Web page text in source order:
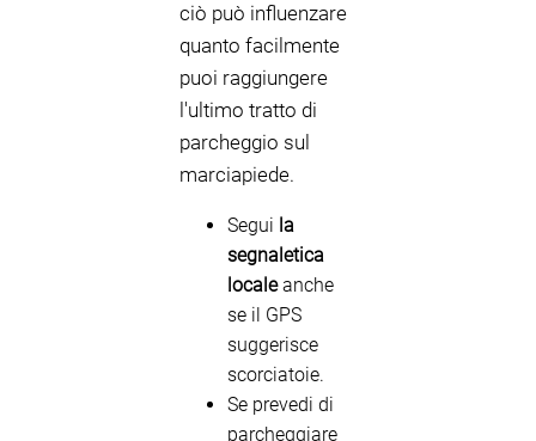
ciò può influenzare
quanto facilmente
puoi raggiungere
l'ultimo tratto di
parcheggio sul
marciapiede.
Segui la
segnaletica
localeanche
se il GPS
suggerisce
scorciatoie.
Se prevedi di
parcheggiare